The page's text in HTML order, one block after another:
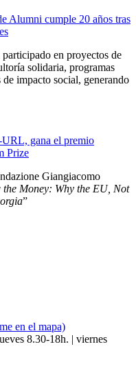
Alumni cumple 20 años tras
en proyectos de
solidaria, programas
impacto social, generando
gana el premio
Prize
Giangiacomo
Money: Why the EU, Not
”
en el mapa)
8.30-18h. | viernes